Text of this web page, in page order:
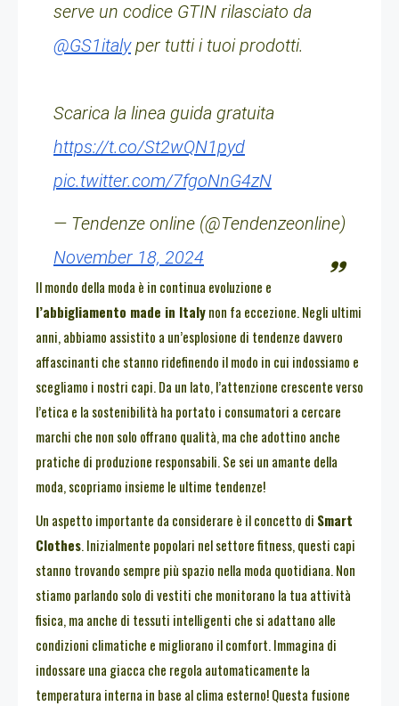
serve un codice GTIN rilasciato da
@GS1italyper tutti i tuoi prodotti.
Scarica la linea guida gratuita
https://t.co/St2wQN1pyd
pic.twitter.com/7fgoNnG4zN
— Tendenze online (@Tendenzeonline)
November 18, 2024
Il mondo della moda è in continua evoluzione e
l’abbigliamento made in Italynon fa eccezione. Negli ultimi
anni, abbiamo assistito a un’esplosione di tendenze davvero
affascinanti che stanno ridefinendo il modo in cui indossiamo e
scegliamo i nostri capi. Da un lato, l’attenzione crescente verso
l’etica e la sostenibilità ha portato i consumatori a cercare
marchi che non solo offrano qualità, ma che adottino anche
pratiche di produzione responsabili. Se sei un amante della
moda, scopriamo insieme le ultime tendenze!
Un aspetto importante da considerare è il concetto di Smart
Clothes. Inizialmente popolari nel settore fitness, questi capi
stanno trovando sempre più spazio nella moda quotidiana. Non
stiamo parlando solo di vestiti che monitorano la tua attività
fisica, ma anche di tessuti intelligenti che si adattano alle
condizioni climatiche e migliorano il comfort. Immagina di
indossare una giacca che regola automaticamente la
temperatura interna in base al clima esterno! Questa fusione